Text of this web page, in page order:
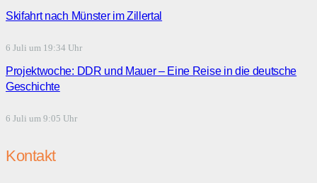
Skifahrt nach Münster im Zillertal
6 Juli um 19:34 Uhr
Projektwoche: DDR und Mauer – Eine Reise in die deutsche
Geschichte
6 Juli um 9:05 Uhr
Kontakt